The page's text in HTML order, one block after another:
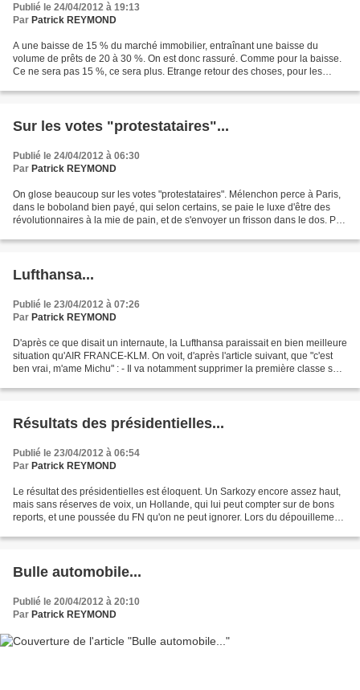
Publié le 24/04/2012 à 19:13
Par Patrick REYMOND
A une baisse de 15 % du marché immobilier, entraînant une baisse du
volume de prêts de 20 à 30 %. On est donc rassuré. Comme pour la baisse.
Ce ne sera pas 15 %, ce sera plus. Etrange retour des choses, pour les
Sur les votes "protestataires"...
Publié le 24/04/2012 à 06:30
Par Patrick REYMOND
On glose beaucoup sur les votes "protestataires". Mélenchon perce à Paris,
dans le boboland bien payé, qui selon certains, se paie le luxe d'être des
révolutionnaires à la mie de pain, et de s'envoyer un frisson dans le dos. Pas
Lufthansa...
Publié le 23/04/2012 à 07:26
Par Patrick REYMOND
D'après ce que disait un internaute, la Lufthansa paraissait en bien meilleure
situation qu'AIR FRANCE-KLM. On voit, d'après l'article suivant, que "c'est
ben vrai, m'ame Michu" : - Il va notamment supprimer la première classe sur
Résultats des présidentielles...
Publié le 23/04/2012 à 06:54
Par Patrick REYMOND
Le résultat des présidentielles est éloquent. Un Sarkozy encore assez haut,
mais sans réserves de voix, un Hollande, qui lui peut compter sur de bons
reports, et une poussée du FN qu'on ne peut ignorer. Lors du dépouillement,
Bulle automobile...
Publié le 20/04/2012 à 20:10
Par Patrick REYMOND